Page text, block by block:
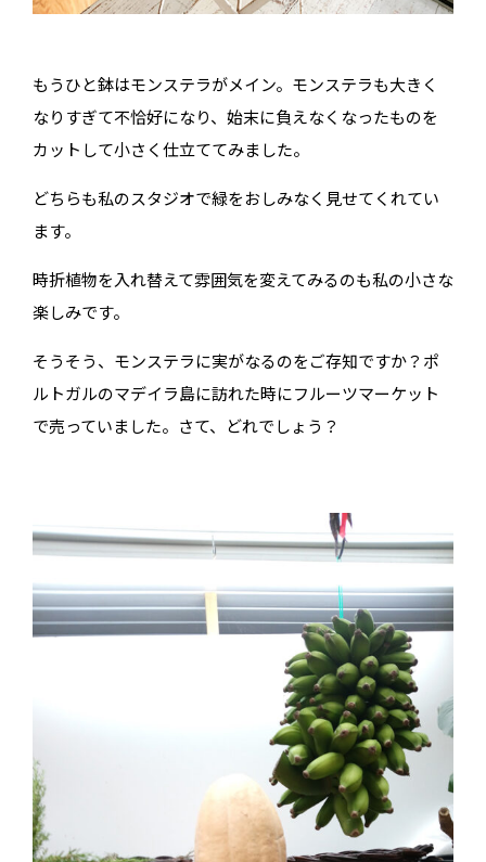
もうひと鉢はモンステラがメイン。モンステラも大きく
なりすぎて不恰好になり、始末に負えなくなったものを
カットして小さく仕立ててみました。
どちらも私のスタジオで緑をおしみなく見せてくれてい
ます。
時折植物を入れ替えて雰囲気を変えてみるのも私の小さな
楽しみです。
そうそう、モンステラに実がなるのをご存知ですか？ポ
ルトガルのマデイラ島に訪れた時にフルーツマーケット
で売っていました。さて、どれでしょう？